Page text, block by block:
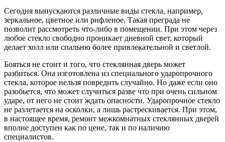
Сегодня выпускаются различные виды стекла, например,
зеркальное, цветное или рифленое. Такая преграда не
позволит рассмотреть что-либо в помещении. При этом через
любое стекло свободно проникает дневной свет, который
делает холл или спальню более привлекательной и светлой.
Бояться не стоит и того, что стеклянная дверь может
разбиться. Она изготовлена из специального ударопрочного
стекла, которое нельзя повредить случайно. Но даже если оно
разобьется, что может случиться разве что при очень сильном
ударе, от него не стоит ждать опасности. Ударопрочное стекло
не разлетается на осколки, а лишь растрескивается. При этом,
в настоящее время, ремонт межкомнатных стеклянных дверей
вполне доступен как по цене, так и по наличию
специалистов.